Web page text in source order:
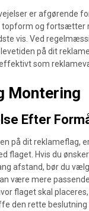
er afgørende
topform og fortsætter
vis. Ved
på dit
som
Montering
Efter
på dit reklameflag,
flaget. Hvis du
afstand, bør du
være mere
flaget skal
den rette beslutning